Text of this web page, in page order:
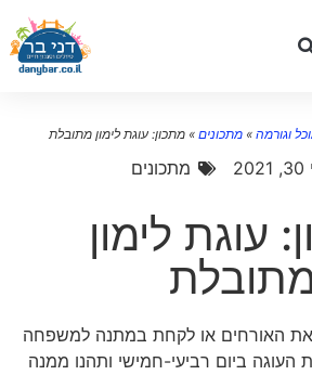
»מתכונים»מתכון: עוגת לימון מתובלת
מתכונים
עוגת לימון
האורחים או לקחת במתנה למשפחה
ביום רביעי-חמישי ותהנו ממנה